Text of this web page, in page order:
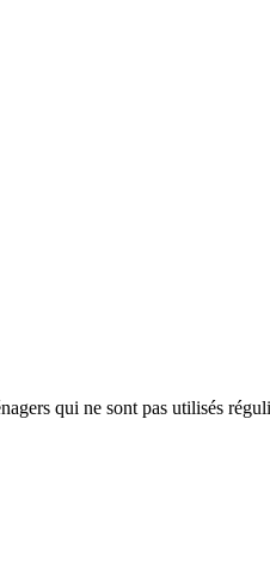
qui ne sont pas utilisés